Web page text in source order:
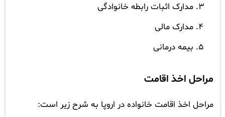
مدارک اثبات رابطه خانوادگی
مدارک مالی
بیمه درمانی
مراحل اخذ اقامت
مراحل اخذ اقامت خانواده در اروپا به شرح زیر است: